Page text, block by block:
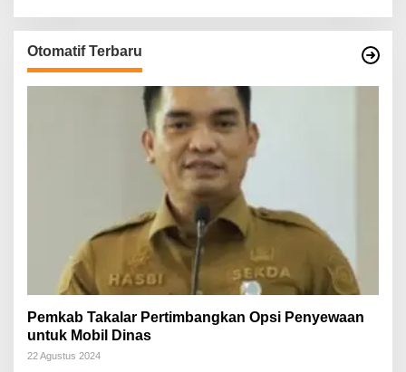
Otomatif Terbaru
Pemkab Takalar Pertimbangkan Opsi Penyewaan
untuk Mobil Dinas
22 Agustus 2024